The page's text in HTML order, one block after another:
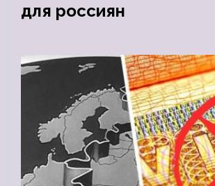
для россиян